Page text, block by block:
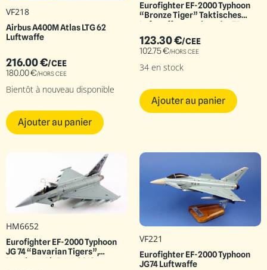
VF218
Airbus A400M Atlas LTG 62
Luftwaffe
216.00€/CEE
180.00€/HORS CEE
Bientôt à nouveau disponible
Ajouter au panier
Eurofighter EF-2000 Typhoon
“Bronze Tiger” Taktisches
Luftwaffengeschwader 74,
Tiger Meet 2014 Neuburg AB
123.30€/CEE
102.75€/HORS CEE
34 en stock
Ajouter au panier
HM6652
Eurofighter EF-2000 Typhoon
JG 74 “Bavarian Tigers”,
Neurburg Air Base 2013
VF221
Eurofighter EF-2000 Typhoon
JG74 Luftwaffe